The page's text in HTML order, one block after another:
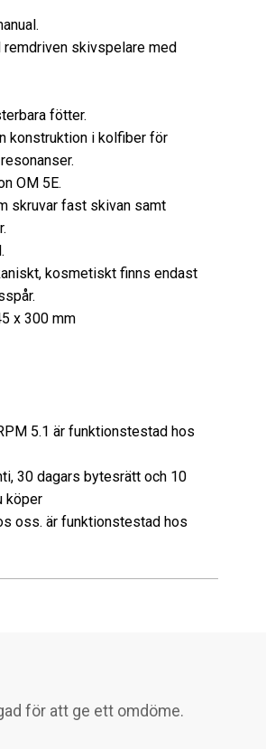
skivspelare med
fötter.
konstruktion i kolfiber för
OM 5E.
skruvar fast skivan samt
kosmetiskt finns endast
x 300 mm
5.1 är funktionstestad hos
30 dagars bytesrätt och 10
köper
oss. är funktionstestad hos